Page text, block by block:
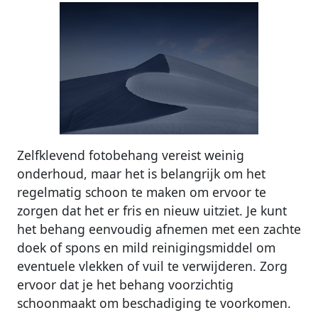
Zelfklevend fotobehang vereist weinig
onderhoud, maar het is belangrijk om het
regelmatig schoon te maken om ervoor te
zorgen dat het er fris en nieuw uitziet. Je kunt
het behang eenvoudig afnemen met een zachte
doek of spons en mild reinigingsmiddel om
eventuele vlekken of vuil te verwijderen. Zorg
ervoor dat je het behang voorzichtig
schoonmaakt om beschadiging te voorkomen.